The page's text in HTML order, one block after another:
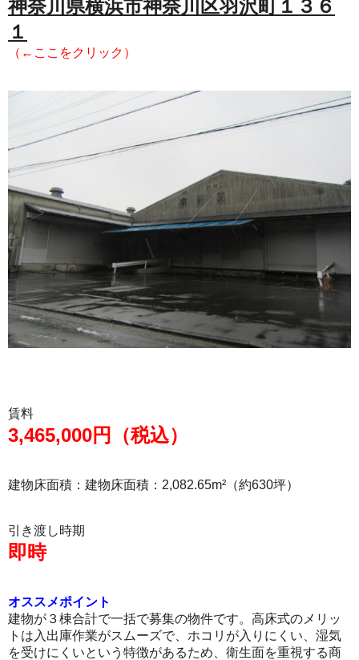
神奈川県横浜市神奈川区羽沢町１３６
１
（←ここをクリック）
賃料
3,465,000円（税込）
建物床面積：建物床面積：2,082.65m²（約630坪）
引き渡し時期
即時
オススメポイント
建物が３棟合計で一括で募集の物件です。高床式のメリッ
トは入出庫作業がスムーズで、ホコリが入りにくい、湿気
を受けにくいという特徴があるため、衛生面を重視する商